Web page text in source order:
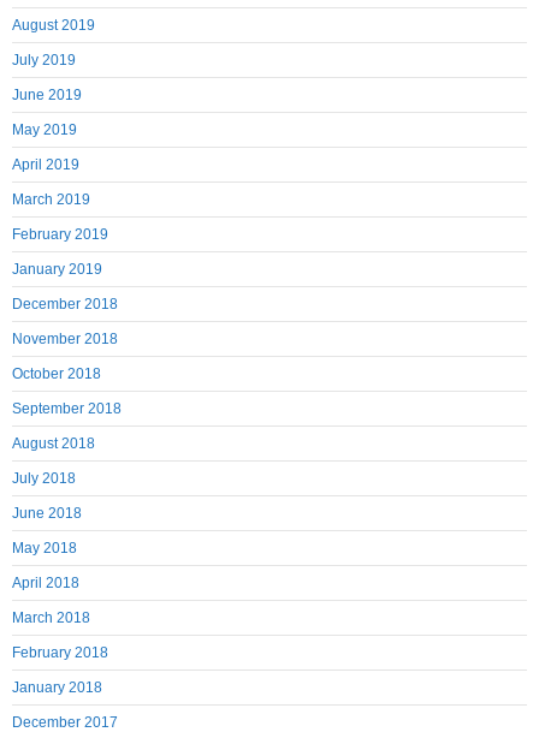
August 2019
July 2019
June 2019
May 2019
April 2019
March 2019
February 2019
January 2019
December 2018
November 2018
October 2018
September 2018
August 2018
July 2018
June 2018
May 2018
April 2018
March 2018
February 2018
January 2018
December 2017